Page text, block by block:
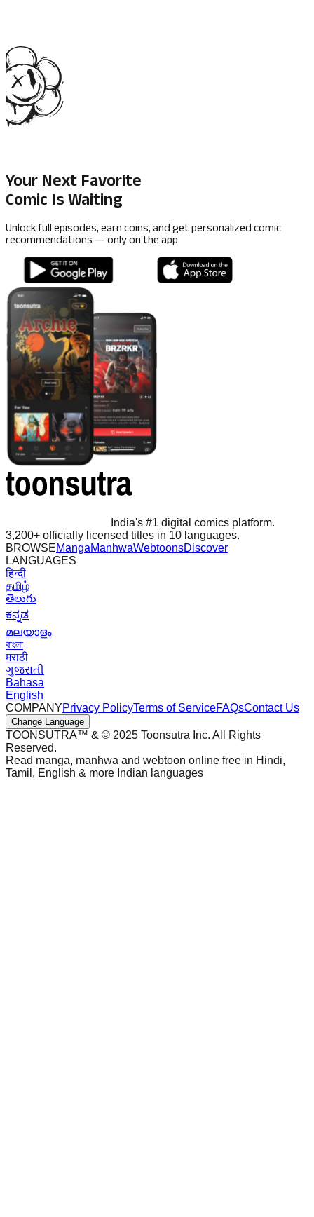
Your Next Favorite
Comic Is Waiting
Unlock full episodes, earn coins, and get personalized comic
recommendations — only on the app.
India's #1 digital comics platform.
3,200+ officially licensed titles in 10 languages.
BROWSEMangaManhwaWebtoonsDiscover
LANGUAGES
हिन्दी
தமிழ்
తెలుగు
ಕನ್ನಡ
മലയാളം
বাংলা
मराठी
ગુજરાતી
Bahasa
English
COMPANYPrivacy PolicyTerms of ServiceFAQsContact Us
Change Language
TOONSUTRA™ & © 2025 Toonsutra Inc. All Rights
Reserved.
Read manga, manhwa and webtoon online free in Hindi,
Tamil, English & more Indian languages